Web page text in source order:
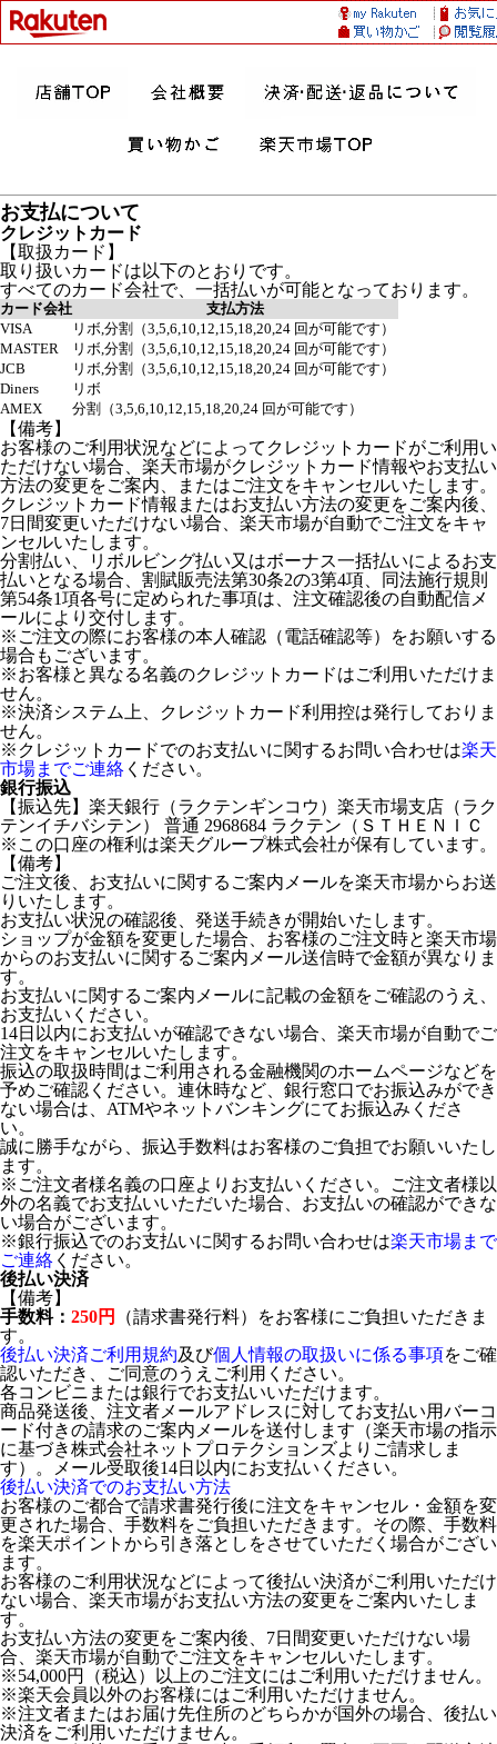
お支払について
クレジットカード
【取扱カード】
取り扱いカードは以下のとおりです。
すべてのカード会社で、一括払いが可能となっております。
カード会社
支払方法
VISA
リボ,分割（3,5,6,10,12,15,18,20,24 回が可能です）
MASTER
リボ,分割（3,5,6,10,12,15,18,20,24 回が可能です）
JCB
リボ,分割（3,5,6,10,12,15,18,20,24 回が可能です）
Diners
リボ
AMEX
分割（3,5,6,10,12,15,18,20,24 回が可能です）
【備考】
お客様のご利用状況などによってクレジットカードがご利用い
ただけない場合、楽天市場がクレジットカード情報やお支払い
方法の変更をご案内、またはご注文をキャンセルいたします。
クレジットカード情報またはお支払い方法の変更をご案内後、
7日間変更いただけない場合、楽天市場が自動でご注文をキャ
ンセルいたします。
分割払い、リボルビング払い又はボーナス一括払いによるお支
払いとなる場合、割賦販売法第30条2の3第4項、同法施行規則
第54条1項各号に定められた事項は、注文確認後の自動配信メ
ールにより交付します。
※ご注文の際にお客様の本人確認（電話確認等）をお願いする
場合もございます。
※お客様と異なる名義のクレジットカードはご利用いただけま
せん。
※決済システム上、クレジットカード利用控は発行しておりま
せん。
※クレジットカードでのお支払いに関するお問い合わせは楽天
市場までご連絡 ください。
銀行振込
【振込先】楽天銀行（ラクテンギンコウ）楽天市場支店（ラク
テンイチバシテン） 普通 2968684 ラクテン（ＳＴＨＥＮＩＣ
※この口座の権利は楽天グループ株式会社が保有しています。
【備考】
ご注文後、お支払いに関するご案内メールを楽天市場からお送
りいたします。
お支払い状況の確認後、発送手続きが開始いたします。
ショップが金額を変更した場合、お客様のご注文時と楽天市場
からのお支払いに関するご案内メール送信時で金額が異なりま
す。
お支払いに関するご案内メールに記載の金額をご確認のうえ、
お支払いください。
14日以内にお支払いが確認できない場合、楽天市場が自動でご
注文をキャンセルいたします。
振込の取扱時間はご利用される金融機関のホームページなどを
予めご確認ください。連休時など、銀行窓口でお振込みができ
ない場合は、ATMやネットバンキングにてお振込みくださ
い。
誠に勝手ながら、振込手数料はお客様のご負担でお願いいたし
ます。
※ご注文者様名義の口座よりお支払いください。ご注文者様以
外の名義でお支払いいただいた場合、お支払いの確認ができな
い場合がございます。
※銀行振込でのお支払いに関するお問い合わせは楽天市場まで
ご連絡 ください。
後払い決済
【備考】
手数料： 250円
（請求書発行料）をお客様にご負担いただきま
す。
後払い決済ご利用規約及び個人情報の取扱いに係る事項をご確
認いただき、ご同意のうえご利用ください。
各コンビニまたは銀行でお支払いいただけます。
商品発送後、注文者メールアドレスに対してお支払い用バーコ
ード付きの請求のご案内メールを送付します（楽天市場の指示
に基づき株式会社ネットプロテクションズよりご請求しま
す）。メール受取後14日以内にお支払いください。
後払い決済でのお支払い方法
お客様のご都合で請求書発行後に注文をキャンセル・金額を変
更された場合、手数料をご負担いただきます。その際、手数料
を楽天ポイントから引き落としをさせていただく場合がござい
ます。
お客様のご利用状況などによって後払い決済がご利用いただけ
ない場合、楽天市場がお支払い方法の変更をご案内いたしま
す。
お支払い方法の変更をご案内後、7日間変更いただけない場
合、楽天市場が自動でご注文をキャンセルいたします。
※54,000円（税込）以上のご注文にはご利用いただけません。
※楽天会員以外のお客様にはご利用いただけません。
※注文者またはお届け先住所のどちらかが国外の場合、後払い
決済をご利用いただけません。